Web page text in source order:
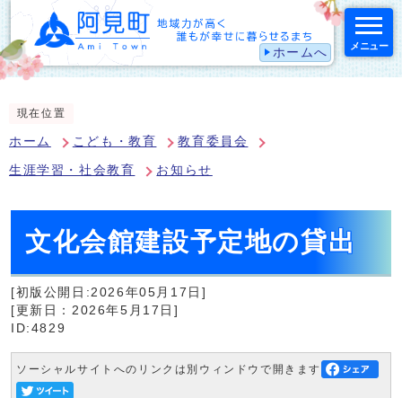
ホームへ メニュー
現在位置
ホーム こども・教育 教育委員会
生涯学習・社会教育 お知らせ
文化会館建設予定地の貸出
[初版公開日:2026年05月17日]
[更新日：2026年5月17日]
ID:4829
ソーシャルサイトへのリンクは別ウィンドウで開きます